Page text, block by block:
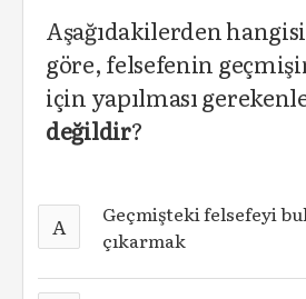
Aşağıdakilerden
göre, felsefenin
için yapılması
değildir?
A
Geçmişteki felsefeyi
çıkarmak